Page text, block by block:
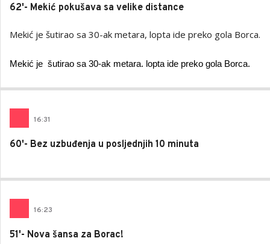
62'- Mekić pokušava sa velike distance
Mekić je šutirao sa 30-ak metara, lopta ide preko gola Borca.
Mekić je šutirao sa 30-ak metara. lopta ide preko gola Borca.
16:31
60'- Bez uzbuđenja u posljednjih 10 minuta
16:23
51'- Nova šansa za Borac!